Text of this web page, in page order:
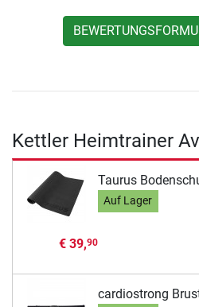
Kettler Heimtrainer
Taurus
Auf Lager
€ 39,90
cardiostrong